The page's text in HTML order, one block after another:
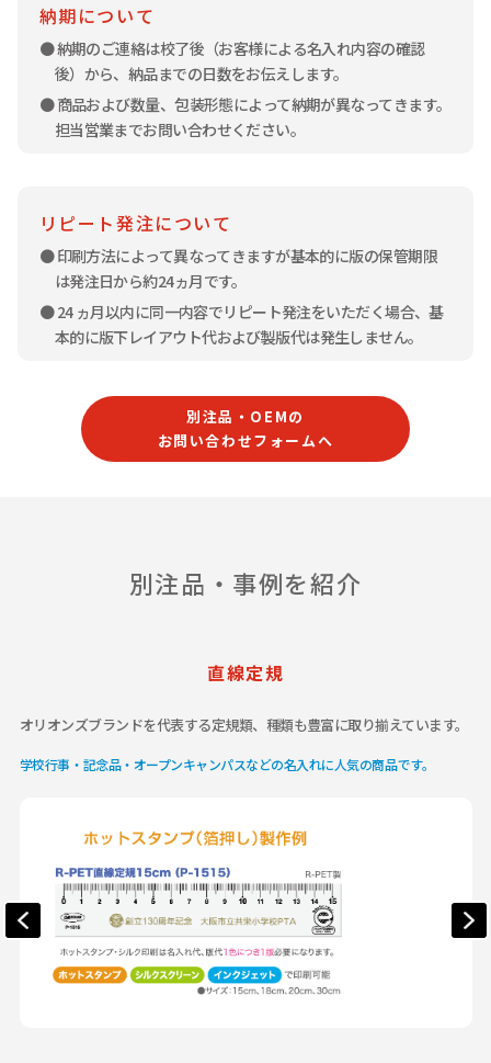
納期について
● 納期のご連絡は校了後（お客様による名入れ内容の確認
後）から、納品までの日数をお伝えします。
● 商品および数量、包装形態によって納期が異なってきます。
担当営業までお問い合わせください。
リピート発注について
● 印刷方法によって異なってきますが基本的に版の保管期限
は発注日から約24ヵ月です。
● 24 ヵ月以内に同一内容でリピート発注をいただく場合、基
本的に版下レイアウト代および製版代は発生しません。
別注品・OEMの
お問い合わせフォームへ
別注品・事例を紹介
直線定規
オリオンズブランドを代表する定規類、種類も豊富に取り揃えています。
学校行事・記念品・オープンキャンパスなどの名入れに人気の商品です。